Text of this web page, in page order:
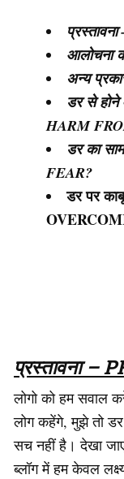
आलोचना
अन्य
डर से होने
HARM
डर का
FEAR?
डर पर
प्रस्तावना –
लोगो को हम सवाल
लोग कहेंगे, मुझे तो
सच नहीं है। देखा
ब्लॉग में हम केवल